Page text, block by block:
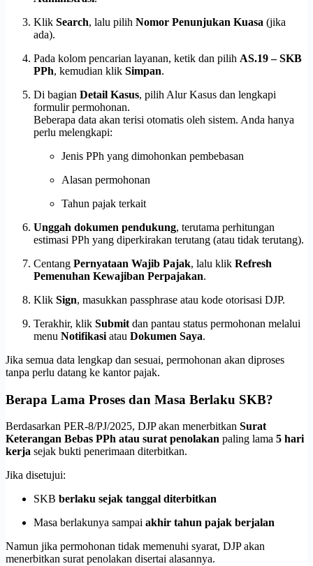
Klik Search, lalu pilih Nomor Penunjukan Kuasa (jika
ada).
Pada kolom pencarian layanan, ketik dan pilih AS.19 – SKB
PPh, kemudian klik Simpan.
Di bagian Detail Kasus, pilih Alur Kasus dan lengkapi
formulir permohonan.
Beberapa data akan terisi otomatis oleh sistem. Anda hanya
perlu melengkapi:
Jenis PPh yang dimohonkan pembebasan
Alasan permohonan
Tahun pajak terkait
Unggah dokumen pendukung, terutama perhitungan
estimasi PPh yang diperkirakan terutang (atau tidak terutang).
Centang Pernyataan Wajib Pajak, lalu klik Refresh
Pemenuhan Kewajiban Perpajakan.
Klik Sign, masukkan passphrase atau kode otorisasi DJP.
Terakhir, klik Submit dan pantau status permohonan melalui
menu Notifikasi atau Dokumen Saya.
Jika semua data lengkap dan sesuai, permohonan akan diproses
tanpa perlu datang ke kantor pajak.
Berapa Lama Proses dan Masa Berlaku SKB?
Berdasarkan PER-8/PJ/2025, DJP akan menerbitkan Surat
Keterangan Bebas PPh atau surat penolakan paling lama 5 hari
kerja sejak bukti penerimaan diterbitkan.
Jika disetujui:
SKB berlaku sejak tanggal diterbitkan
Masa berlakunya sampai akhir tahun pajak berjalan
Namun jika permohonan tidak memenuhi syarat, DJP akan
menerbitkan surat penolakan disertai alasannya.